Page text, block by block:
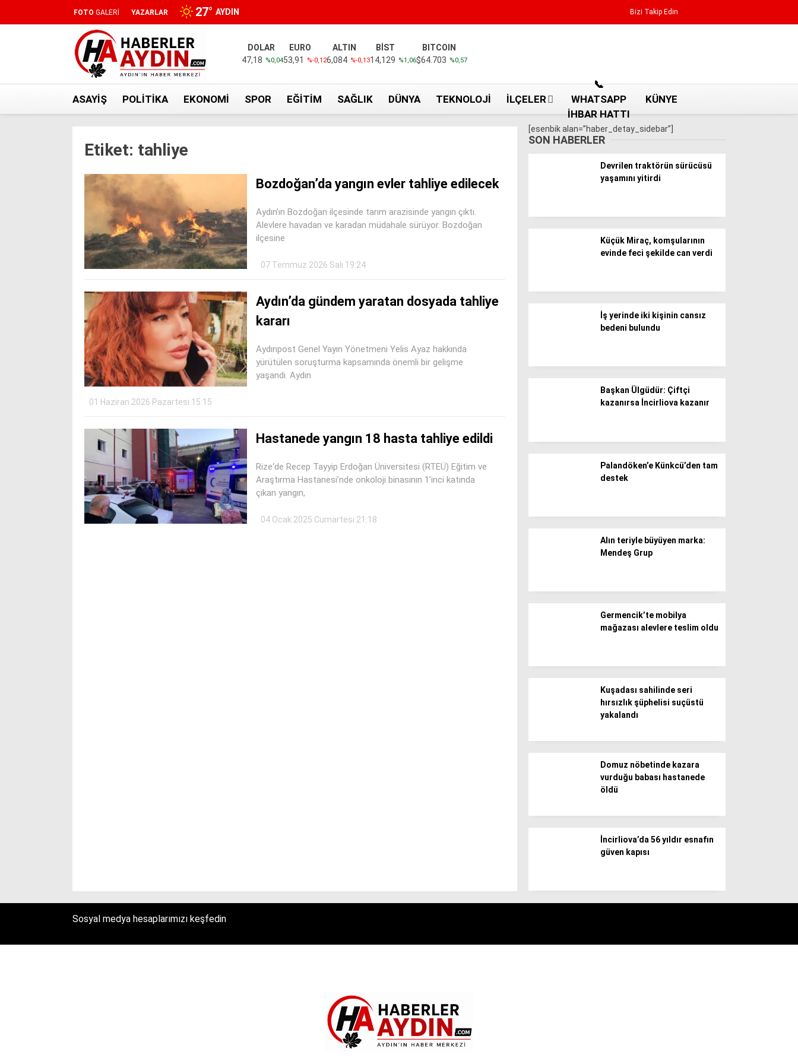
Aydın Haberleri
Aydın nöbetçi eczaneler
Hava Durumu
Künye
WhatsApp İhbar Hattı
FOTO GALERİ YAZARLAR 27° AYDIN Bizi Takip Edin
DOLAR
47,18 %0,04
EURO
53,91
%-0,12
ALTIN
6,084 %-0,13
BİST
14,129 %1,06
BITCOIN
$64.703 %0,57
ASAYIŞ POLITIKA EKONOMI SPOR EĞITIM SAĞLIK DÜNYA TEKNOLOJI İLÇELER
📞
WHATSAPP
İHBAR HATTI
KÜNYE
Etiket: tahliye
Bozdoğan’da yangın evler tahliye edilecek
Aydın’ın Bozdoğan ilçesinde tarım arazisinde yangın çıktı.
Alevlere havadan ve karadan müdahale sürüyor. Bozdoğan
ilçesine
07 Temmuz 2026 Salı 19:24
Aydın’da gündem yaratan dosyada tahliye
kararı
Aydınpost Genel Yayın Yönetmeni Yelis Ayaz hakkında
yürütülen soruşturma kapsamında önemli bir gelişme
yaşandı. Aydın
01 Haziran 2026 Pazartesi 15:15
Hastanede yangın 18 hasta tahliye edildi
Rize‘de Recep Tayyip Erdoğan Üniversitesi (RTEÜ) Eğitim ve
Araştırma Hastanesi’nde onkoloji binasının 1’inci katında
çıkan yangın,
04 Ocak 2025 Cumartesi 21:18
[esenbik alan=”haber_detay_sidebar”]
SON HABERLER
Devrilen traktörün sürücüsü
yaşamını yitirdi
Küçük Miraç, komşularının
evinde feci şekilde can verdi
İş yerinde iki kişinin cansız
bedeni bulundu
Başkan Ülgüdür: Çiftçi
kazanırsa İncirliova kazanır
Palandöken’e Künkcü’den tam
destek
Alın teriyle büyüyen marka:
Mendeş Grup
Germencik’te mobilya
mağazası alevlere teslim oldu
Kuşadası sahilinde seri
hırsızlık şüphelisi suçüstü
yakalandı
Domuz nöbetinde kazara
vurduğu babası hastanede
öldü
İncirliova’da 56 yıldır esnafın
güven kapısı
Sosyal medya hesaplarımızı keşfedin